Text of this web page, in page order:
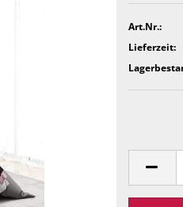
Art.Nr.:
Lieferzeit: